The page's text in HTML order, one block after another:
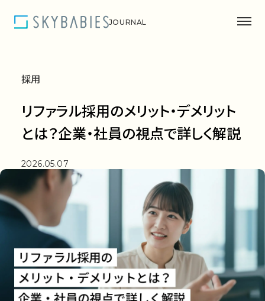
JOURNAL
ウェルビーイング
ブランディング
採用
スカイベイビーズのこと
私たちについて
リファラル採用のメリット・デメリット
とは？企業・社員の視点で詳しく解説
採用
2026.05.07